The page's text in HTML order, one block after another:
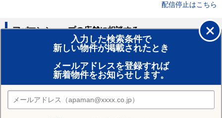
配信停止はこちら
入力した検索条件で
新しい物件が掲載されたとき
メールアドレスを登録すれば
新着物件をお知らせします。
アパマンショップの店舗に相談する
賃貸のプロがお部屋探し！
おまかせ物件リクエスト
住みたい街の店舗を探す
店舗検索